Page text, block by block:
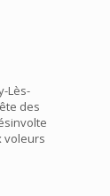
Lès-
des
voleurs